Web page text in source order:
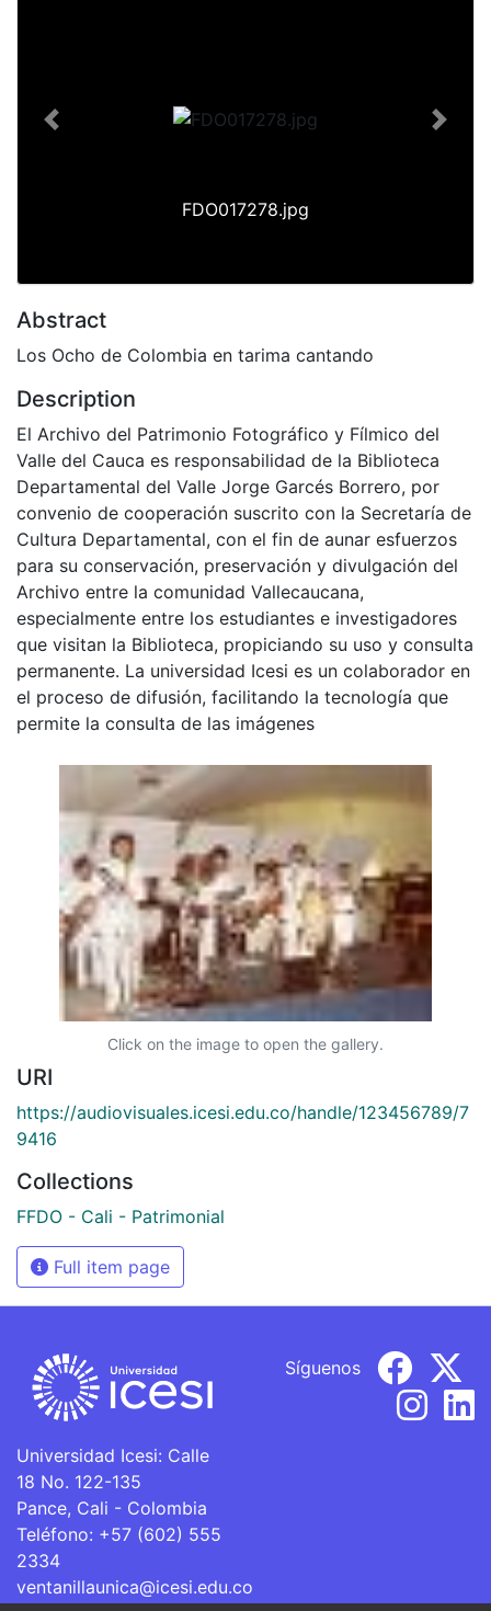
FDO017278.jpg
Previous Next
Abstract
Los Ocho de Colombia en tarima cantando
Description
El Archivo del Patrimonio Fotográfico y Fílmico del
Valle del Cauca es responsabilidad de la Biblioteca
Departamental del Valle Jorge Garcés Borrero, por
convenio de cooperación suscrito con la Secretaría de
Cultura Departamental, con el fin de aunar esfuerzos
para su conservación, preservación y divulgación del
Archivo entre la comunidad Vallecaucana,
especialmente entre los estudiantes e investigadores
que visitan la Biblioteca, propiciando su uso y consulta
permanente. La universidad Icesi es un colaborador en
el proceso de difusión, facilitando la tecnología que
permite la consulta de las imágenes
Click on the image to open the gallery.
URI
https://audiovisuales.icesi.edu.co/handle/123456789/7
9416
Collections
FFDO - Cali - Patrimonial
Full item page
Universidad Icesi: Calle
18 No. 122-135
Pance, Cali - Colombia
Teléfono: +57 (602) 555
2334
ventanillaunica@icesi.edu.co
Síguenos